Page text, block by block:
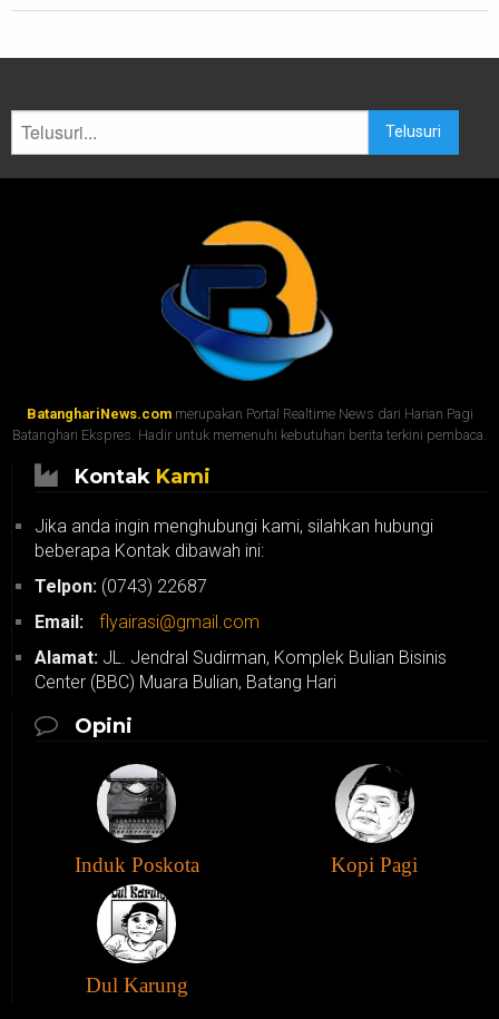
Telusuri
BatanghariNews.commerupakan Portal Realtime News dari Harian Pagi
Batanghari Ekspres. Hadir untuk memenuhi kebutuhan berita terkini pembaca.
Kontak Kami
Jika anda ingin menghubungi kami, silahkan hubungi
beberapa Kontak dibawah ini:
Telpon: (0743) 22687
Email:
flyairasi@gmail.com
Alamat: JL. Jendral Sudirman, Komplek Bulian Bisinis
Center (BBC) Muara Bulian, Batang Hari
Opini
Induk Poskota Kopi Pagi
Dul Karung